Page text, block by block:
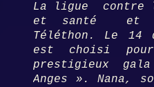
La ligue contre
et santé
Téléthon.
Le 14
est choisi
prestigieux
Anges ». Nana,